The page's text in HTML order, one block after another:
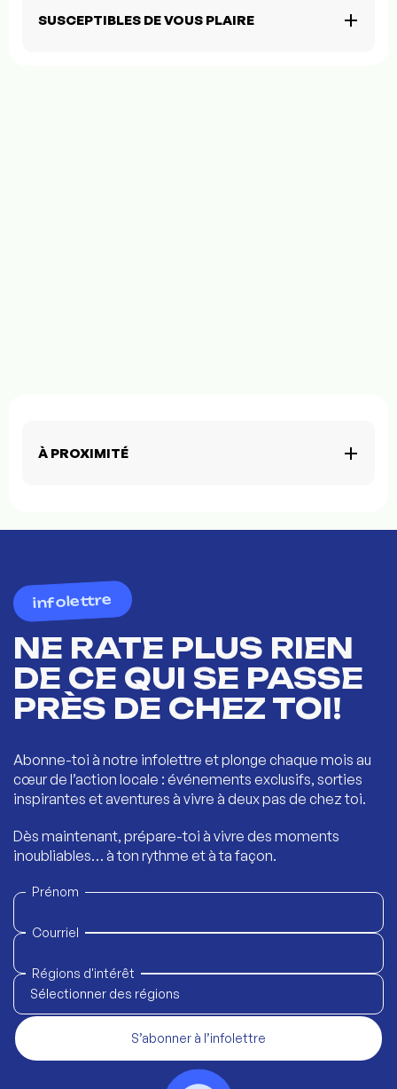
SUSCEPTIBLES DE VOUS PLAIRE
À PROXIMITÉ
infolettre
NE RATE PLUS RIEN
DE CE QUI SE PASSE
PRÈS DE CHEZ TOI!
Abonne-toi à notre infolettre et plonge chaque mois au
cœur de l’action locale : événements exclusifs, sorties
inspirantes et aventures à vivre à deux pas de chez toi.
Dès maintenant, prépare-toi à vivre des moments
inoubliables… à ton rythme et à ta façon.
Prénom
Courriel
Régions d'intérêt
Sélectionner des régions
S’abonner à l’infolettre